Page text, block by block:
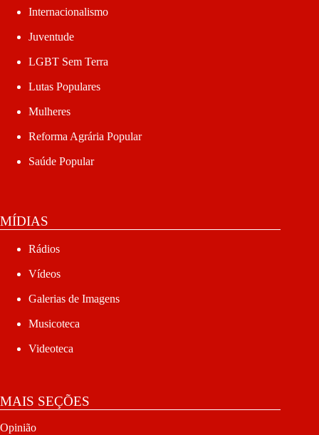
Internacionalismo
Juventude
LGBT Sem Terra
Lutas Populares
Mulheres
Reforma Agrária Popular
Saúde Popular
MÍDIAS
Rádios
Vídeos
Galerias de Imagens
Musicoteca
Videoteca
MAIS SEÇÕES
Opinião